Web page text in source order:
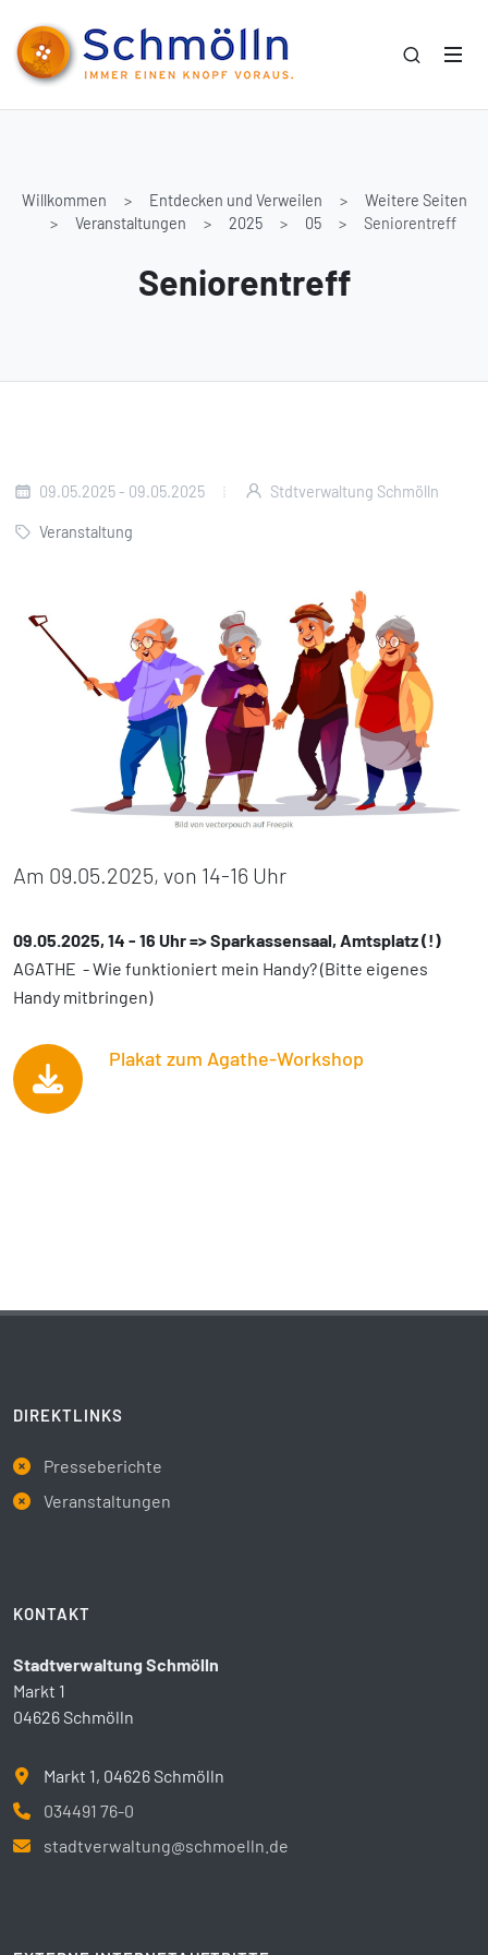
Willkommen Entdecken und Verweilen
Weitere Seiten
Veranstaltungen
2025 05 Seniorentreff
Seniorentreff
09.05.2025 - 09.05.2025 Stdtverwaltung Schmölln
Veranstaltung
Am 09.05.2025, von 14-16 Uhr
09.05.2025, 14 - 16 Uhr => Sparkassensaal, Amtsplatz (!)
AGATHE - Wie funktioniert mein Handy? (Bitte eigenes
Handy mitbringen)
Plakat zum Agathe-Workshop
DIREKTLINKS
Presseberichte
Veranstaltungen
KONTAKT
Stadtverwaltung Schmölln
Markt 1
04626 Schmölln
Markt 1, 04626 Schmölln
034491 76-0
stadtverwaltung@schmoelln.de